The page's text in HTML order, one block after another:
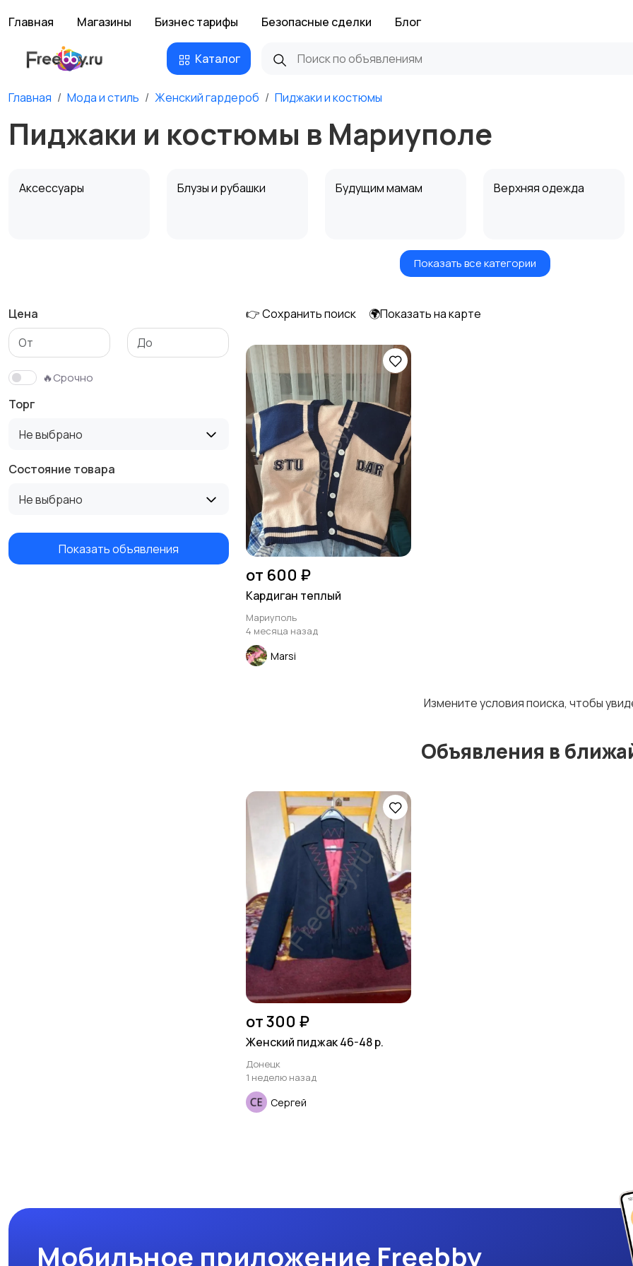
Главная Магазины Бизнес тарифы Безопасные сделки Блог
Каталог
Главная Мода и стиль Женский гардероб Пиджаки и костюмы
Пиджаки и костюмы в Мариуполе
Аксессуары Блузы и рубашки Будущим мамам Верхняя одежда
Нижнее белье Обувь
Трикотаж Спортивная одежда Футболки и топы
Показать все категории
Цена
🔥Срочно
Торг
Не выбрано
Состояние товара
Не выбрано
Показать объявления
👉 Сохранить поиск 🌍Показать на карте
от 600 ₽
Кардиган теплый
Мариуполь
4 месяца назад
Marsi
Измените условия поиска, чтобы
Объявления в
от 300 ₽
Женский пиджак 46-48 р.
Донецк
1 неделю назад
Сергей
Мобильное приложение Freebby